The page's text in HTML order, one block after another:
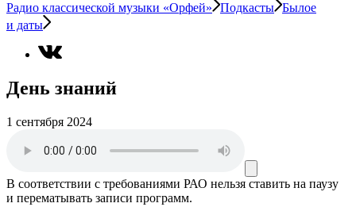
Радио классической музыки «Орфей» Подкасты Былое
и даты
День знаний
1 сентября 2024
В соответствии с требованиями РАО нельзя ставить на паузу
и перематывать записи программ.